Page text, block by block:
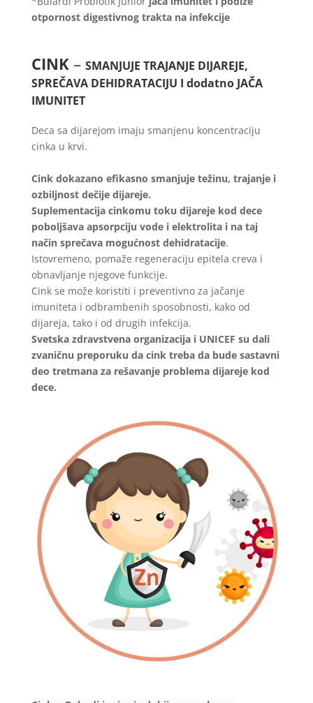
otpornost digestivnog trakta na infekcije
CINK– SMANJUJE TRAJANJE DIJAREJE,
SPREČAVA DEHIDRATACIJU I dodatno JAČA
IMUNITET
Deca sa dijarejom imaju smanjenu koncentraciju
cinka u krvi.
Cink dokazano efikasno smanjuje težinu, trajanje i
ozbiljnost dečije dijareje.
Suplementacija cinkomu toku dijareje kod dece
poboljšava apsorpciju vode i elektrolita i na taj
način sprečava mogućnost dehidratacije.
Istovremeno, pomaže regeneraciju epitela creva i
obnavljanje njegove funkcije.
Cink se može koristiti i preventivno za jačanje
imuniteta i odbrambenih sposobnosti, kako od
dijareja, tako i od drugih infekcija.
Svetska zdravstvena organizacija i UNICEF su dali
zvaničnu preporuku da cink treba da bude sastavni
deo tretmana za rešavanje problema dijareje kod
dece.